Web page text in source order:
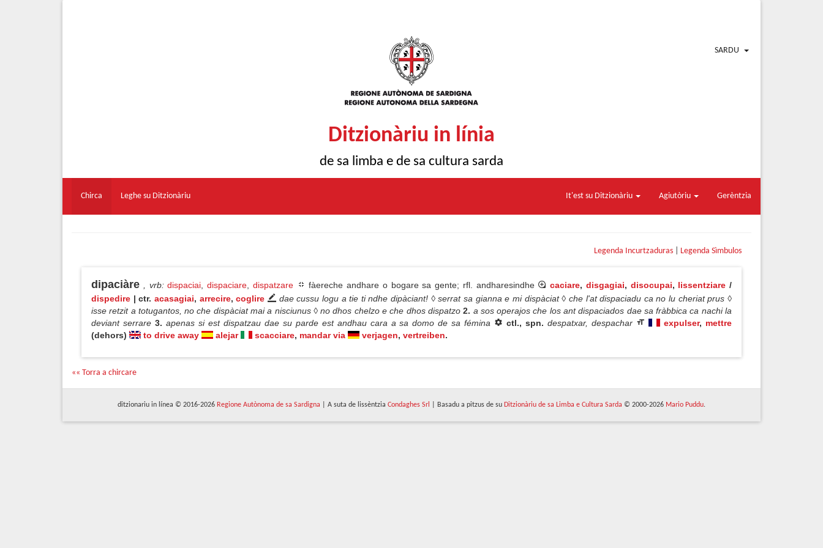
SARDU
Ditzionàriu in línia
de sa limba e de sa cultura sarda
Chirca Leghe su Ditzionàriu It'est su Ditzionàriu Agiutòriu Gerèntzia
Legenda Incurtzaduras Legenda Sìmbulos
dipaciàre , vrb: dispaciai dispaciare dispatzare fàereche andhare o bogare sa gente; rfl. andharesindhe caciare, disgagiai, disocupai, lissentziare /
dispedire | ctr. acasagiai, arrecire,coglire
dae cussu logu a tie ti ndhe dipàciant! ◊ serrat sa gianna e mi dispàciat ◊ che l'at dispaciadu ca no lu cheriat prus ◊
isse retzit a totugantos, no che dispàciat mai a nisciunus ◊ no dhos chelzo e che dhos dispatzo2. a sos operajos che los ant dispaciados dae sa fràbbica ca nachi la
deviant serrare 3. apenas si est dispatzau dae su parde est andhau cara a sa domo de sa fémina ctl., spn.despatxar, despachar expulser, mettre
(dehors)
to drive away alejar scacciare, mandar via verjagen, vertreiben.
«« Torra a chircare
ditzionariu in línea © 2016-2026 Regione Autònoma de sa Sardigna | A suta de lissèntzia Condaghes Srl | Basadu a pitzus de su Ditzionàriu de sa Limba e Cultura Sarda © 2000-2026 Mario Puddu.